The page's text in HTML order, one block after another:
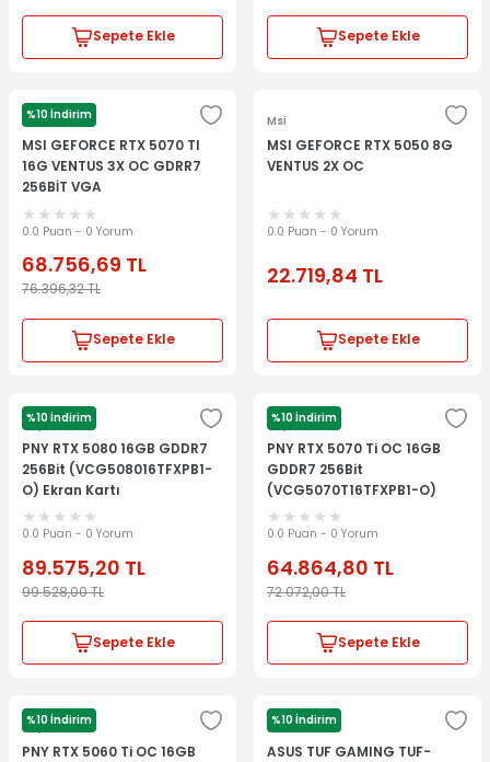
Sepete Ekle Sepete Ekle
%10 İndirim
Msi
MSI GEFORCE RTX 5070 TI
16G VENTUS 3X OC GDRR7
256BİT VGA
0.0 Puan - 0 Yorum
68.756,69 TL
76.396,32TL
Sepete Ekle
Msi
MSI GEFORCE RTX 5050 8G
VENTUS 2X OC
0.0 Puan - 0 Yorum
22.719,84 TL
Sepete Ekle
%10 İndirim
Pny
PNY RTX 5080 16GB GDDR7
256Bit (VCG508016TFXPB1-
O) Ekran Kartı
0.0 Puan - 0 Yorum
89.575,20 TL
99.528,00TL
Sepete Ekle
%10 İndirim
Pny
PNY RTX 5070 Ti OC 16GB
GDDR7 256Bit
(VCG5070T16TFXPB1-O)
Ekran Kartı
0.0 Puan - 0 Yorum
64.864,80 TL
72.072,00TL
Sepete Ekle
%10 İndirim
Pny
PNY RTX 5060 Ti OC 16GB
%10 İndirim
Asus
ASUS TUF GAMING TUF-